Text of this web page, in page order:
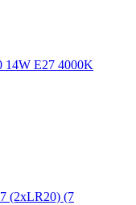
E27 4000K
(2хLR20) (7